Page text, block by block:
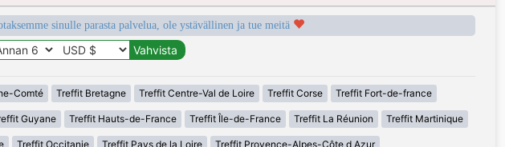
sinulle parasta palvelua, ole ystävällinen ja tue meitä
Comté Treffit Bretagne Treffit Centre-Val de Loire Treffit Corse Treffit Fort-de-france
Guyane Treffit Hauts-de-France Treffit Île-de-France Treffit La Réunion Treffit Martinique
Treffit Occitanie Treffit Pays de la Loire Treffit Provence-Alpes-Côte d Azur